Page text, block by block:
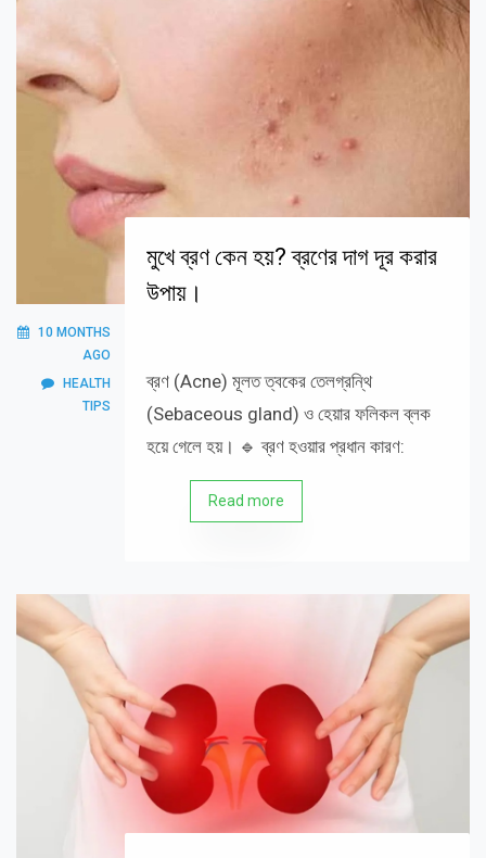
10 MONTHS
AGO
HEALTH
TIPS
মুখে ব্রণ কেন হয়? ব্রণের দাগ দূর করার
উপায়।
ব্রণ (Acne) মূলত ত্বকের তেলগ্রন্থি
(Sebaceous gland) ও হেয়ার ফলিকল ব্লক
হয়ে গেলে হয়। 🔹 ব্রণ হওয়ার প্রধান কারণ:
Read more